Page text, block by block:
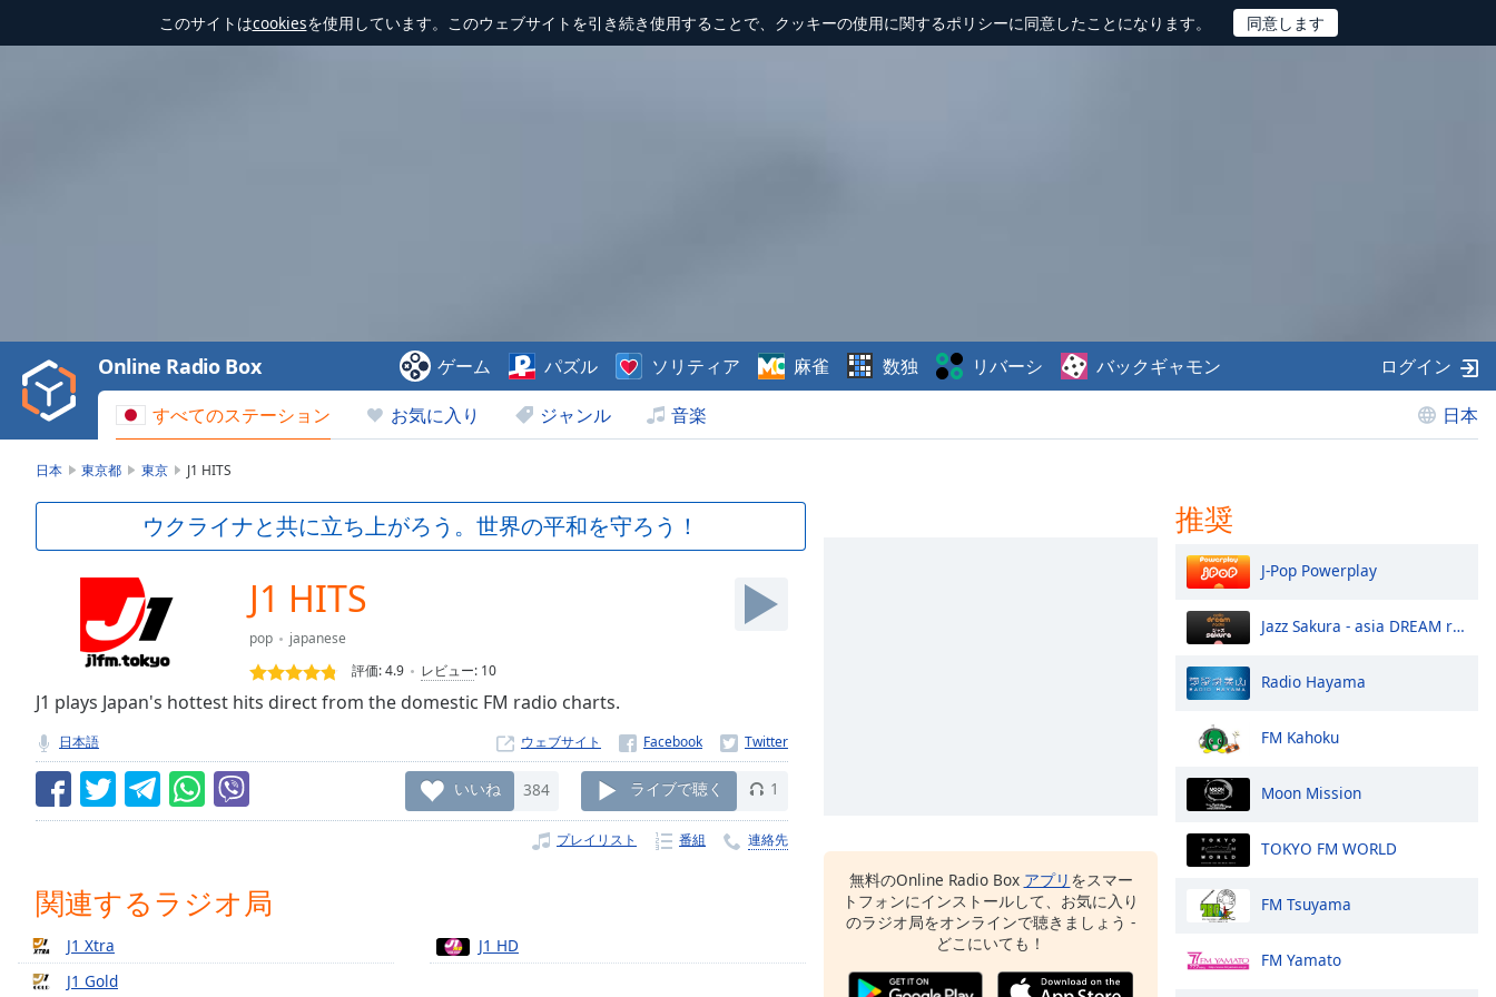
このサイトはcookiesを使用しています。このウェブサイトを引き続き使用することで、クッキーの使用に関するポリシーに同意したことになります。
Video
Play
Backward
Skip
Mute
Current
-:-
TypeLIVE
live,
currently
behind
LIVE
Remaining
Playback
Rate
すべてのステーション お気に入り ジャンル 音楽 日本
Online Radio Box ゲーム パズル ソリティア 麻雀 数独 リバーシ バックギャモン ログイン
日本 東京都 東京 J1 HITS
ウクライナと共に立ち上がろう。世界の平和を守ろう！
J1 HITS
pop
japanese
評価:4.9 レビュー: 10
J1 plays Japan's hottest hits direct from the domestic FM radio charts.
日本語 ウェブサイト
いいね 384 ライブで聴く 1
プレイリスト 番組 連絡先
関連するラジオ局
J1 Xtra
J1 Gold
J1 HD
無料のOnline Radio Box アプリ をスマー
トフォンにインストールして、お気に入り
のラジオ局をオンラインで聴きましょう -
どこにいても！
推奨
J-Pop Powerplay
Jazz Sakura - asia DREAM radio
Radio Hayama
FM Kahoku
Moon Mission
TOKYO FM WORLD
FM Tsuyama
FM Yamato